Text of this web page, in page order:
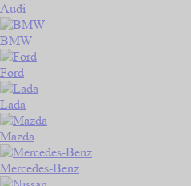
Audi
BMW
Ford
Lada
Mazda
Mercedes-Benz